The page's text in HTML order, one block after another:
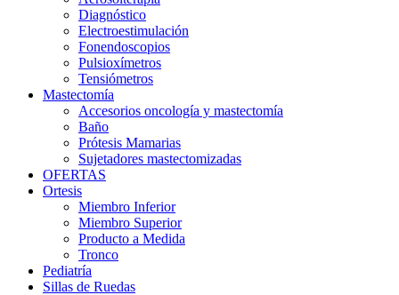
Diagnóstico
Electroestimulación
Fonendoscopios
Pulsioxímetros
Tensiómetros
Mastectomía
Accesorios oncología y mastectomía
Baño
Prótesis Mamarias
Sujetadores mastectomizadas
OFERTAS
Ortesis
Miembro Inferior
Miembro Superior
Producto a Medida
Tronco
Pediatría
Sillas de Ruedas